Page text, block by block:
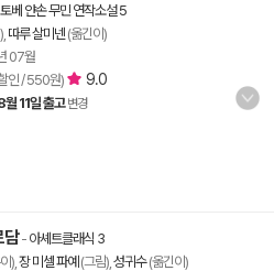
토베 얀손 무민 연작소설 5
따루 살미넨 (옮긴이)
07월
인 / 550원) 9.0
월 11일 출고 변경
담- 아셰트클래식 3
), 장 미셀 파예 (그림), 성귀수(옮긴이)